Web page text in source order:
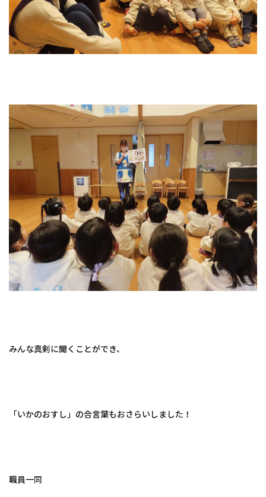
みんな真剣に聞くことができ、
「いかのおすし」の合言葉もおさらいしました！
職員一同